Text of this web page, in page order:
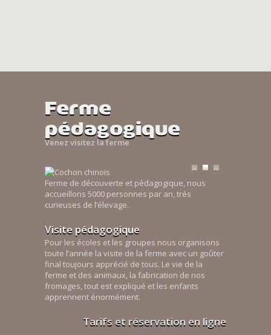
Ferme
pédagogique
Venez visitez la ferme
Ferme de découverte et pédagogique, nous
accueillons 5000 personnes par an, trés
curieuses de l’élevage.
Visite pédagogique
Pour les écoles et les groupes nous organisons
toute l’année la visite de la ferme avec un goûter
final toujours apprécié de tous. Le vie de la
ferme et des animaux, la fabrication de nos
fromages, tout est expliqué et les enfants
apprennent énormément.
Tarifs et réservation en ligne